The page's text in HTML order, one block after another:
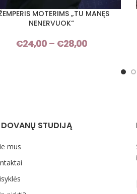
SAVYBESMOTERIMS „TU MANĘS
NENERVUOK“
€24,00 – €28,00
€24,00
through
DOVANŲ STUDIJĄ
mus